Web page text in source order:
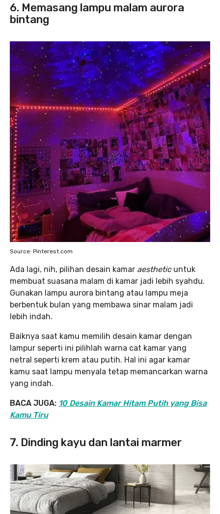
6. Memasang lampu malam aurora
bintang
Source: Pinterest.com
Ada lagi, nih, pilihan desain kamar aesthetic untuk
membuat suasana malam di kamar jadi lebih syahdu.
Gunakan lampu aurora bintang atau lampu meja
berbentuk bulan yang membawa sinar malam jadi
lebih indah.
Baiknya saat kamu memilih desain kamar dengan
lampur seperti ini pilihlah warna cat kamar yang
netral seperti krem atau putih. Hal ini agar kamar
kamu saat lampu menyala tetap memancarkan warna
yang indah.
BACA JUGA: 10 Desain Kamar Hitam Putih yang Bisa
Kamu Tiru
7. Dinding kayu dan lantai marmer